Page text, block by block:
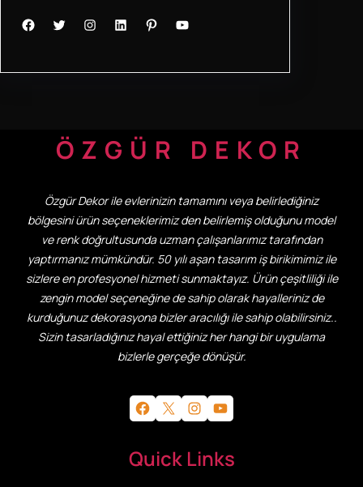
Facebook Twitter Instagram LinkedIn Pinterest YouTube
ÖZGÜR DEKOR
Özgür Dekor ile evlerinizin tamamını veya belirlediğiniz
bölgesini ürün seçeneklerimiz den belirlemiş olduğunu model
ve renk doğrultusunda uzman çalışanlarımız tarafından
yaptırmanız mümkündür. 50 yılı aşan tasarım iş birikimimiz ile
sizlere en profesyonel hizmeti sunmaktayız. Ürün çeşitliliği ile
zengin model seçeneğine de sahip olarak hayalleriniz de
kurduğunuz dekorasyona bizler aracılığı ile sahip olabilirsiniz..
Sizin tasarladığınız hayal ettiğiniz her hangi bir uygulama
bizlerle gerçeğe dönüşür.
Facebook X Instagram YouTube
Quick Links